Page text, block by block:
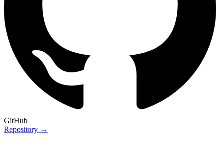
GitHub
Repository →